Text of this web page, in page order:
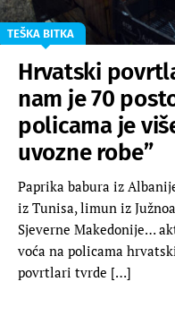
TEŠKA BITKA
Hrvatski
nam je 70
policama je
uvozne robe”
Paprika babura iz
iz Tunisa, limun iz
Sjeverne Makedonije…
voća na policama
povrtlari tvrde […]